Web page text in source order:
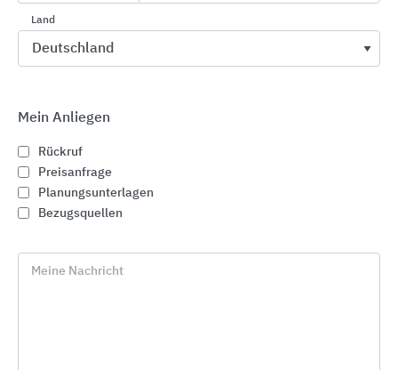
Bauwerksabdichtung und die
Fliesen-/Naturstein-/Estrichverlegung, von der
Planung über den Rohbau bis zur Fertigstellung.
Deutschland und Österreich in folgenden Phasen:
Vorplanung
Analyse der baustellenspezifischen Daten
Auswahl und Empfehlung geeigneter Systeme
Planung
Land
Mein Anliegen
Rückruf
Preisanfrage
Planungsunterlagen
Bezugsquellen
Meine Nachricht